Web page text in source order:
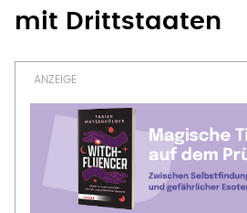
mit Drittstaaten